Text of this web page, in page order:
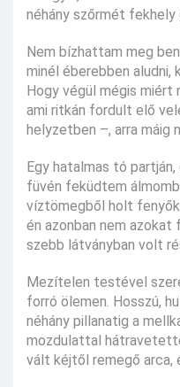
néhány szőrmét fekhely
Nem bízhattam meg
minél éberebben aludni,
Hogy végül mégis
ami ritkán fordult elő
helyzetben –, arra máig
Egy hatalmas tó
füvén feküdtem
víztömegből holt
én azonban nem
szebb látványban volt
Mezítelen testével
forró ölemen. Hosszú,
néhány pillanatig a
mozdulattal
vált kéjtől remegő arca,